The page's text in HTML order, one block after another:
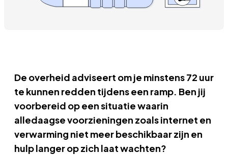
De overheid adviseert om je minstens 72 uur
te kunnen redden tijdens een ramp. Ben jij
voorbereid op een situatie waarin
alledaagse voorzieningen zoals internet en
verwarming niet meer beschikbaar zijn en
hulp langer op zich laat wachten?